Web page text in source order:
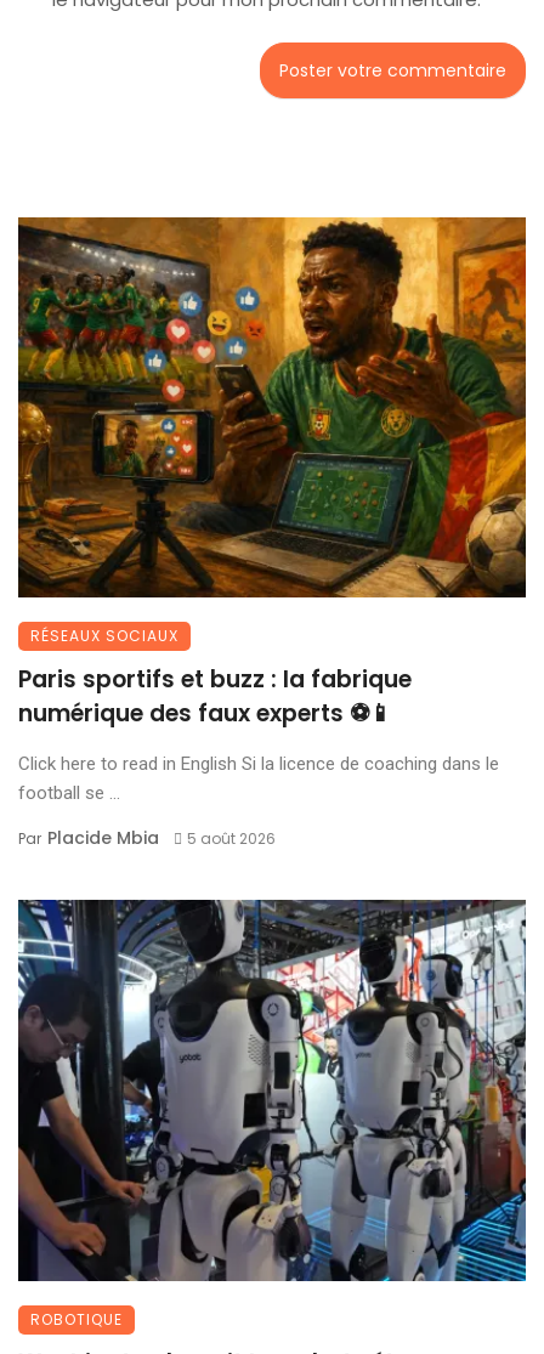
RÉSEAUX SOCIAUX
Paris sportifs et buzz : la fabrique
numérique des faux experts ⚽📱
Click here to read in English Si la licence de coaching dans le
football se ...
Par Placide Mbia 5 août 2026
ROBOTIQUE